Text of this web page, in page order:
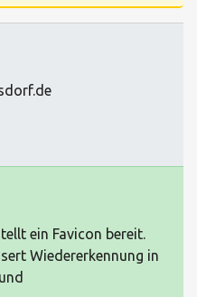
ein Favicon bereit.
Wiedererkennung in